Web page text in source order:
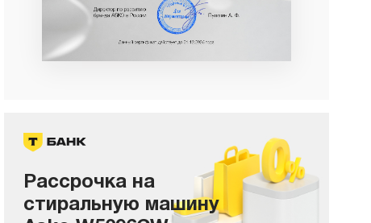
Рассрочка на
стиральную машину